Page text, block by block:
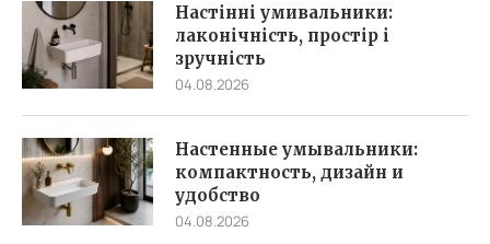
Настінні умивальники:
лаконічність, простір і
зручність
04.08.2026
Настенные умывальники:
компактность, дизайн и
удобство
04.08.2026